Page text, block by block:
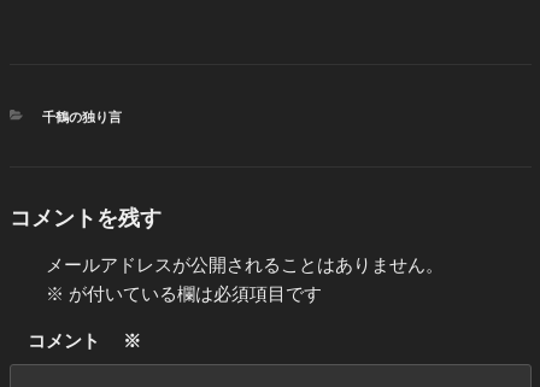
カ
千鶴の独り言
コメントを残す
メールアドレスが公開されることはありません。
※ が付いている欄は必須項目です
コメント ※